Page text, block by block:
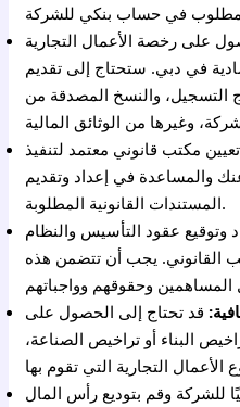
على رخصة الأعمال التجارية
في دبي. ستحتاج إلى تقديم
التسجيل، والنسخ المصدقة من
مكتب قانوني معتمد لتنفيذ
والمساعدة في إعداد وتقديم
المستندات القانونية المطلوبة.
وتوقيع عقود التأسيس والنظام
القانوني. يجب أن تتضمن هذه
قد تحتاج إلى الحصول على
البناء أو تراخيص الصناعة،
للشركة وقم بتوديع رأس المال